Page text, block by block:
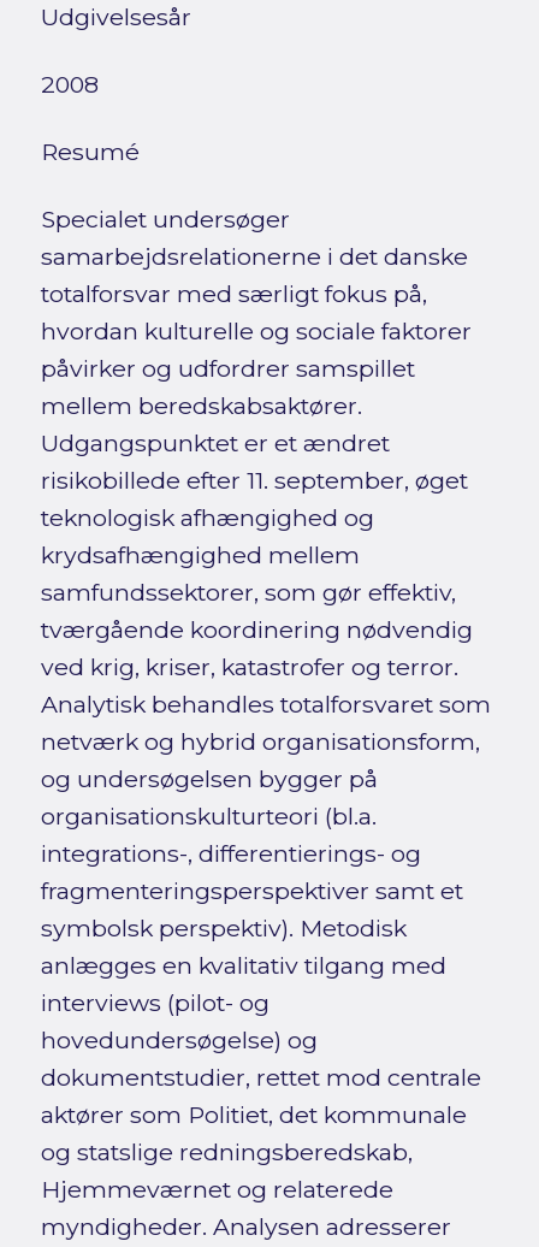
Udgivelsesår
2008
Resumé
Specialet undersøger
samarbejdsrelationerne i det danske
totalforsvar med særligt fokus på,
hvordan kulturelle og sociale faktorer
påvirker og udfordrer samspillet
mellem beredskabsaktører.
Udgangspunktet er et ændret
risikobillede efter 11. september, øget
teknologisk afhængighed og
krydsafhængighed mellem
samfundssektorer, som gør effektiv,
tværgående koordinering nødvendig
ved krig, kriser, katastrofer og terror.
Analytisk behandles totalforsvaret som
netværk og hybrid organisationsform,
og undersøgelsen bygger på
organisationskulturteori (bl.a.
integrations-, differentierings- og
fragmenteringsperspektiver samt et
symbolsk perspektiv). Metodisk
anlægges en kvalitativ tilgang med
interviews (pilot- og
hovedundersøgelse) og
dokumentstudier, rettet mod centrale
aktører som Politiet, det kommunale
og statslige redningsberedskab,
Hjemmeværnet og relaterede
myndigheder. Analysen adresserer